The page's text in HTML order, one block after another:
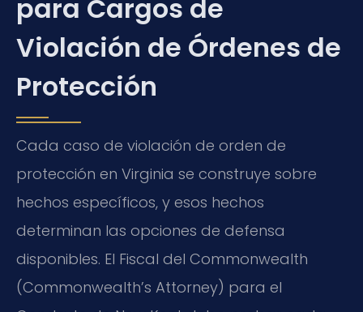
para Cargos de
Violación de Órdenes de
Protección
Cada caso de violación de orden de
protección en Virginia se construye sobre
hechos específicos, y esos hechos
determinan las opciones de defensa
disponibles. El Fiscal del Commonwealth
(Commonwealth’s Attorney) para el